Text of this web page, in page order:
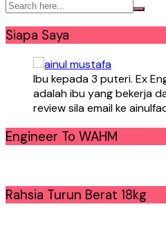
Siapa Saya
Ibu kepada 3 puteri. Ex
adalah ibu yang bekerja
review sila email ke
Engineer To WAHM
Rahsia Turun Berat 18kg